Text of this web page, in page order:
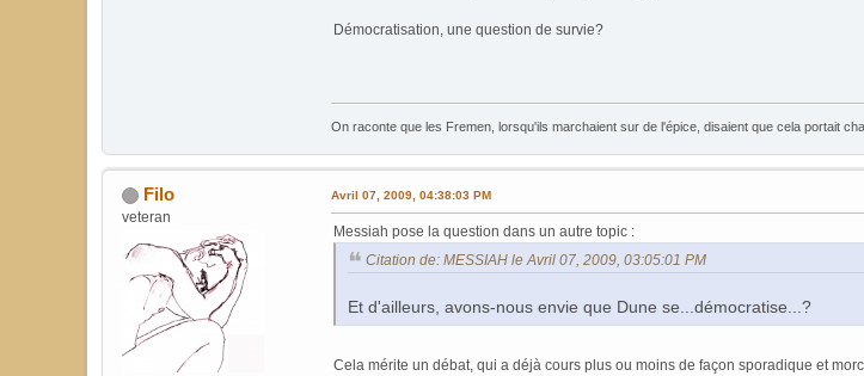
Démocratisation, une question de survie?
On raconte que les Fremen, lorsqu'ils marchaient sur de l'épice, disaient que cela portait
Filo
veteran
Avril 07, 2009, 04:38:03 PM
Messiah pose la question dans un autre topic :
Citation de: MESSIAH le Avril 07, 2009, 03:05:01 PM
Et d'ailleurs, avons-nous envie que Dune se...démocratise...?
Cela mérite un débat, qui a déjà cours plus ou moins de façon sporadique et